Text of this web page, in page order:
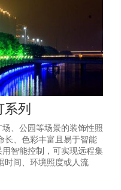
系列
、公园等场景的装饰性照
长、色彩丰富且易于智能
智能控制，可实现‌远程集
时间、环境照度或人流